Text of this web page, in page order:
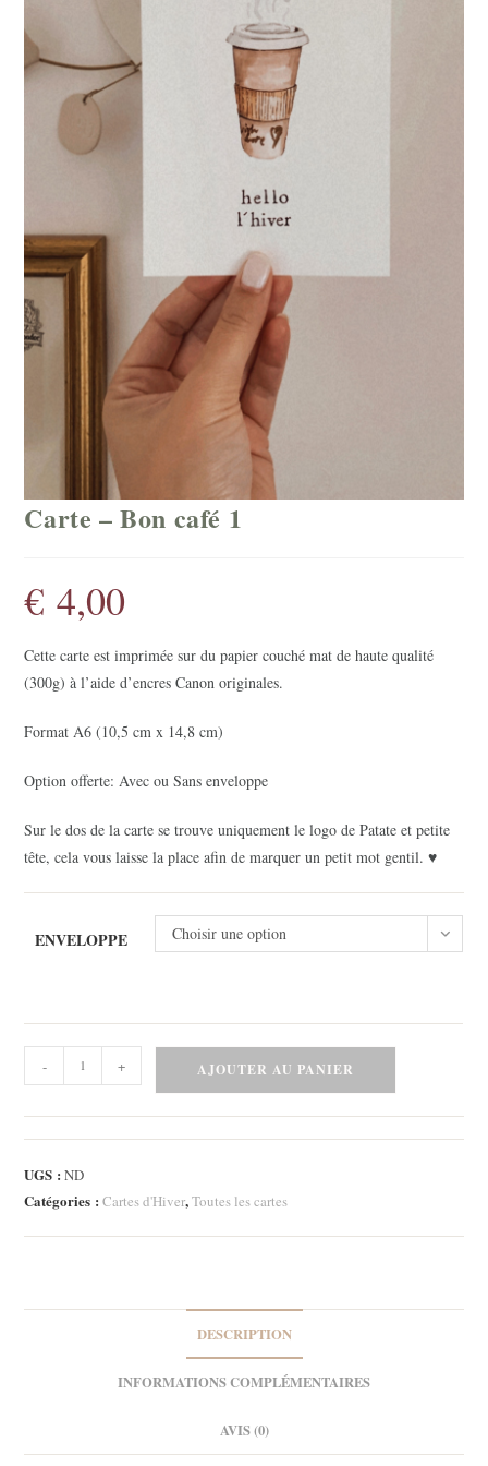
Carte – Bon café 1
€ 4,00
Cette carte est imprimée sur du papier couché mat de haute qualité
(300g) à l’aide d’encres Canon originales.
Format A6 (10,5 cm x 14,8 cm)
Option offerte: Avec ou Sans enveloppe
Sur le dos de la carte se trouve uniquement le logo de Patate et petite
tête, cela vous laisse la place afin de marquer un petit mot gentil. ♥
ENVELOPPE Choisir une option
de
Carte
-
Bon
café
- + AJOUTER AU PANIER
UGS :ND
Catégories :Cartes d'Hiver,Toutes les cartes
DESCRIPTION
INFORMATIONS COMPLÉMENTAIRES
AVIS (0)